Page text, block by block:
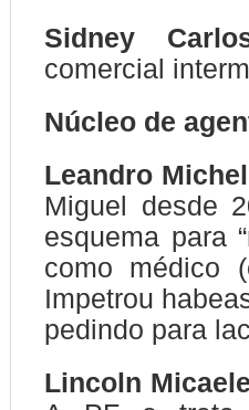
Sidney
comercial
Núcleo de
Leandro
Miguel desde
esquema para
como médico
Impetrou
pedindo para
Lincoln